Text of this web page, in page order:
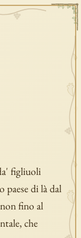
figliuoli
paese di là dal
fino al
che